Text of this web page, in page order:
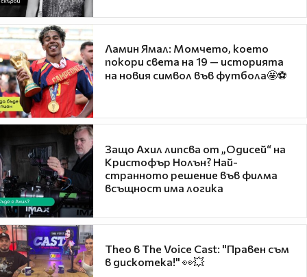
Ламин Ямал: Момчето, което
покори света на 19 — историята
на новия символ във футбола🤩⚽
Защо Ахил липсва от „Одисей“ на
Кристофър Нолън? Най-
странното решение във филма
всъщност има логика
Theo в The Voice Cast: "Правен съм
в дискотека!" 👀💥